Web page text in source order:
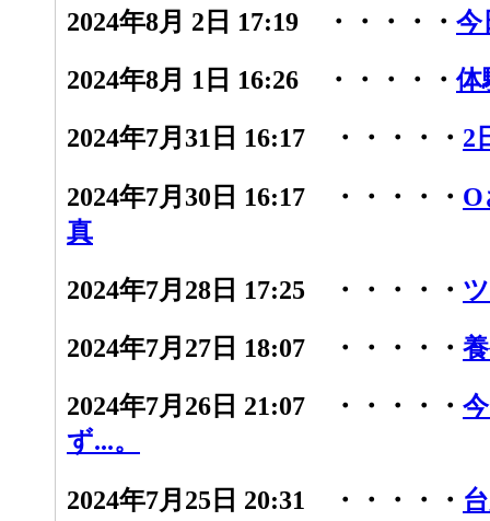
2024年8月 2日 17:19 ・・・・・ 今
2024年8月 1日 16:26 ・・・・・体
2024年7月31日 16:17 ・・・・・ 2
2024年7月30日 16:17 ・・・・・ O
真
2024年7月28日 17:25 ・・・・・
2024年7月27日 18:07 ・・・・・
2024年7月26日 21:07 ・・・・・
ず...。
2024年7月25日 20:31 ・・・・・